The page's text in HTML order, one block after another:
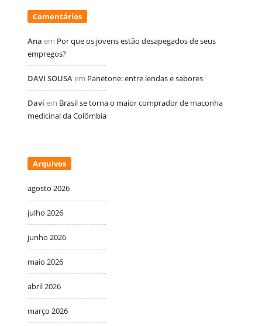
Comentários
Ana em Por que os jovens estão desapegados de seus
empregos?
DAVI SOUSAem Panetone: entre lendas e sabores
Davi em Brasil se torna o maior comprador de maconha
medicinal da Colômbia
Arquivos
agosto 2026
julho 2026
junho 2026
maio 2026
abril 2026
março 2026